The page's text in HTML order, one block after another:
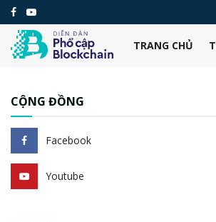
TRANG CHỦ
CỘNG ĐỒNG
Facebook
Youtube